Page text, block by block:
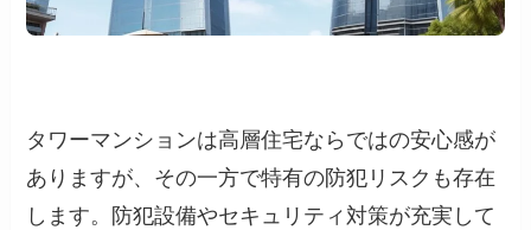
タワーマンションは高層住宅ならではの安心感が
ありますが、その一方で特有の防犯リスクも存在
します。防犯設備やセキュリティ対策が充実して